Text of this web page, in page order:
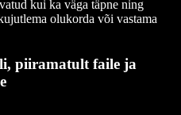
kui ka väga täpne ning
olukorda või vastama
piiramatult faile ja